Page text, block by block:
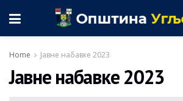
Home Јавне набавке 2023
Јавне набавке 2023